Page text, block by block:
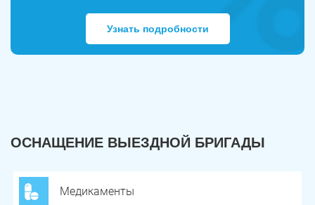
Узнать подробности
ОСНАЩЕНИЕ ВЫЕЗДНОЙ БРИГАДЫ
Медикаменты